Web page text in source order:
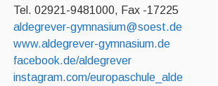
Tel. 02921-9481000, Fax -17225
aldegrever-gymnasium@soest.de
www.aldegrever-gymnasium.de
facebook.de/aldegrever
instagram.com/europaschule_alde